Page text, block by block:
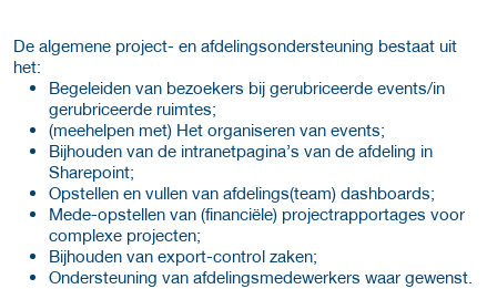
De algemene project- en afdelingsondersteuning bestaat uit
het:
Begeleiden van bezoekers bij gerubriceerde events/in
gerubriceerde ruimtes;
(meehelpen met) Het organiseren van events;
Bijhouden van de intranetpagina’s van de afdeling in
Sharepoint;
Opstellen en vullen van afdelings(team) dashboards;
Mede-opstellen van (financiële) projectrapportages voor
complexe projecten;
Bijhouden van export-control zaken;
Ondersteuning van afdelingsmedewerkers waar gewenst.